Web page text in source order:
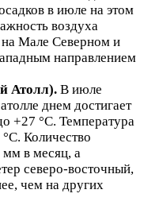
в июле на этом
воздуха
на Мале Северном и
направлением
Атолл). В июле
днем достигает
+27 °C. Температура
Количество
мм в месяц, а
северо-восточный,
чем на других